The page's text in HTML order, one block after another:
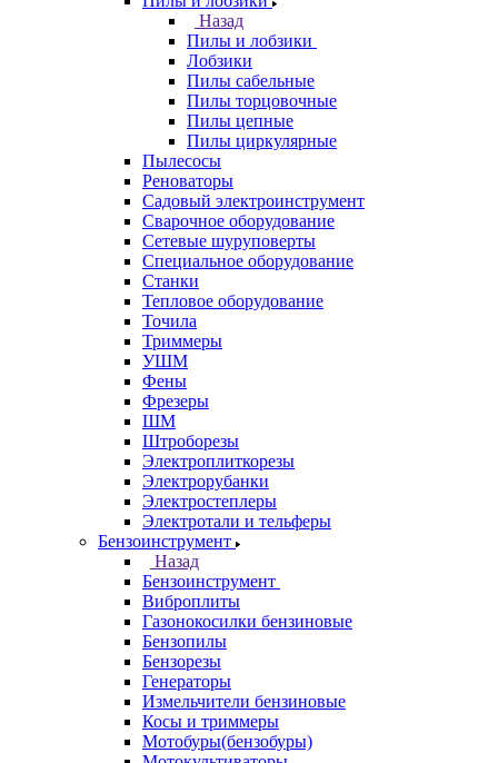
Назад
Пилы и лобзики
Лобзики
Пилы сабельные
Пилы торцовочные
Пилы цепные
Пилы циркулярные
Пылесосы
Реноваторы
Садовый электроинструмент
Сварочное оборудование
Сетевые шуруповерты
Специальное оборудование
Станки
Тепловое оборудование
Точила
Триммеры
УШМ
Фены
Фрезеры
ШМ
Штроборезы
Электроплиткорезы
Электрорубанки
Электростеплеры
Электротали и тельферы
Бензоинструмент
Назад
Бензоинструмент
Виброплиты
Газонокосилки бензиновые
Бензопилы
Бензорезы
Генераторы
Измельчители бензиновые
Косы и триммеры
Мотобуры(бензобуры)